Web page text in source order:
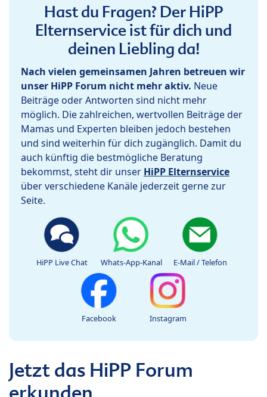
Hast du Fragen? Der HiPP
Elternservice ist für dich und
deinen Liebling da!
Nach vielen gemeinsamen Jahren betreuen wir
unser HiPP Forum nicht mehr aktiv. Neue
Beiträge oder Antworten sind nicht mehr
möglich. Die zahlreichen, wertvollen Beiträge der
Mamas und Experten bleiben jedoch bestehen
und sind weiterhin für dich zugänglich. Damit du
auch künftig die bestmögliche Beratung
bekommst, steht dir unser HiPP Elternservice
über verschiedene Kanäle jederzeit gerne zur
Seite.
HiPP Live Chat Whats-App-Kanal E-Mail / Telefon
Facebook Instagram
Jetzt das HiPP Forum